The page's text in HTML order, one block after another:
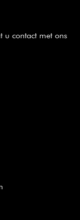
u contact met ons